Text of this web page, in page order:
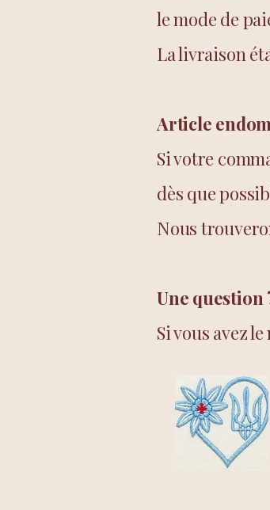
le mode de
La livraison
Article
Si votre
dès que
Nous
Une question
Si vous avez